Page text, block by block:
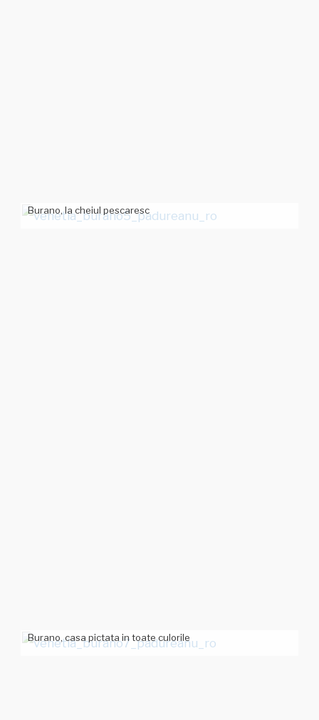
Burano, la cheiul pescaresc
Burano, casa pictata in toate culorile